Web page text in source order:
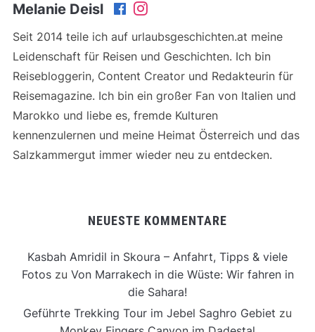
Melanie Deisl
Seit 2014 teile ich auf urlaubsgeschichten.at meine
Leidenschaft für Reisen und Geschichten. Ich bin
Reisebloggerin, Content Creator und Redakteurin für
Reisemagazine. Ich bin ein großer Fan von Italien und
Marokko und liebe es, fremde Kulturen
kennenzulernen und meine Heimat Österreich und das
Salzkammergut immer wieder neu zu entdecken.
NEUESTE KOMMENTARE
Kasbah Amridil in Skoura – Anfahrt, Tipps & viele
Fotoszu Von Marrakech in die Wüste: Wir fahren in
die Sahara!
Geführte Trekking Tour im Jebel Saghro Gebiet zu